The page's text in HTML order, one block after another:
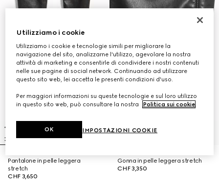
Pantalone in pelle leggera
stretch
CHF 3,650
Gonna in pelle leggera stretch
CHF 3,350
Utilizziamo i cookie
Utilizziamo i cookie e tecnologie simili per migliorare la
navigazione del sito, analizzarne l'utilizzo, agevolare la nostra
attività di marketing e consentirle di condividere i nostri contenuti
nelle sue pagine di social network. Continuando ad utilizzare
questo sito web, lei accetta le presenti condizioni d'uso.
Per maggiori informazioni su queste tecnologie e sul loro utilizzo
in questo sito web, può consultare la nostra
Politica sui cookie
IMPOSTAZIONI COOKIE
OK